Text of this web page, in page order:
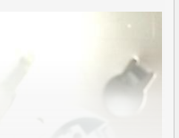
kargo ücreti karşılığında
firmanın garanti vermediğini
geçtim, hiçbir şekilde
ürünlerini kesinlikle tercih